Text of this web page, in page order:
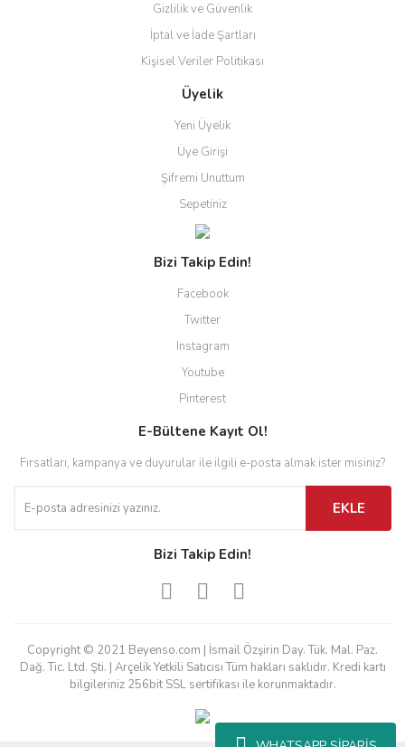
Gizlilik ve Güvenlik
İptal ve İade Şartları
Kişisel Veriler Politikası
Üyelik
Yeni Üyelik
Üye Girişi
Şifremi Unuttum
Sepetiniz
Bizi Takip Edin!
Facebook
Twitter
Instagram
Youtube
Pinterest
E-Bültene Kayıt Ol!
Fırsatları, kampanya ve duyurular ile ilgili e-posta almak ister misiniz?
EKLE
Bizi Takip Edin!
Copyright © 2021 Beyenso.com | İsmail Özşirin Day. Tük. Mal. Paz.
Dağ. Tic. Ltd. Şti. | Arçelik Yetkili Satıcısı Tüm hakları saklıdır. Kredi kartı
bilgileriniz 256bit SSL sertifikası ile korunmaktadır.